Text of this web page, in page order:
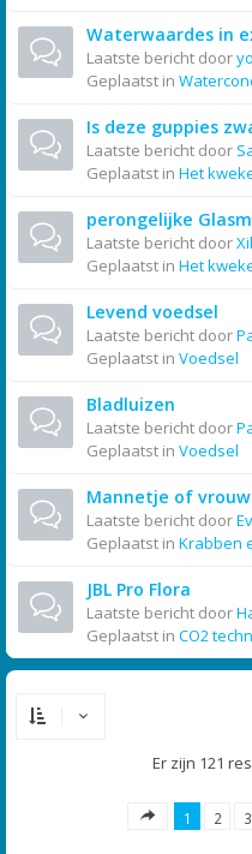
Waterwaardes in
Laatste bericht door
Geplaatst in
Is deze guppies
Laatste bericht door
Geplaatst in Het
perongelijke
Laatste bericht door
Geplaatst in Het
Levend voedsel
Laatste bericht door
Geplaatst in Voedsel
Bladluizen
Laatste bericht door
Geplaatst in Voedsel
Mannetje of
Laatste bericht door
Geplaatst in Krabben
JBL Pro Flora
Laatste bericht door
Geplaatst in CO2
Er zijn 121
1 2 3